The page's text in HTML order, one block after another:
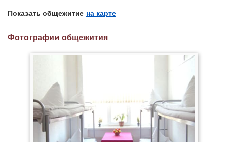
Показать общежитие на карте
Фотографии общежития